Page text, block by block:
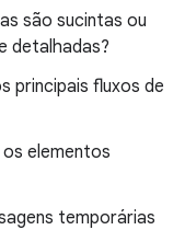
são sucintas ou
detalhadas?
principais fluxos de
elementos
temporárias